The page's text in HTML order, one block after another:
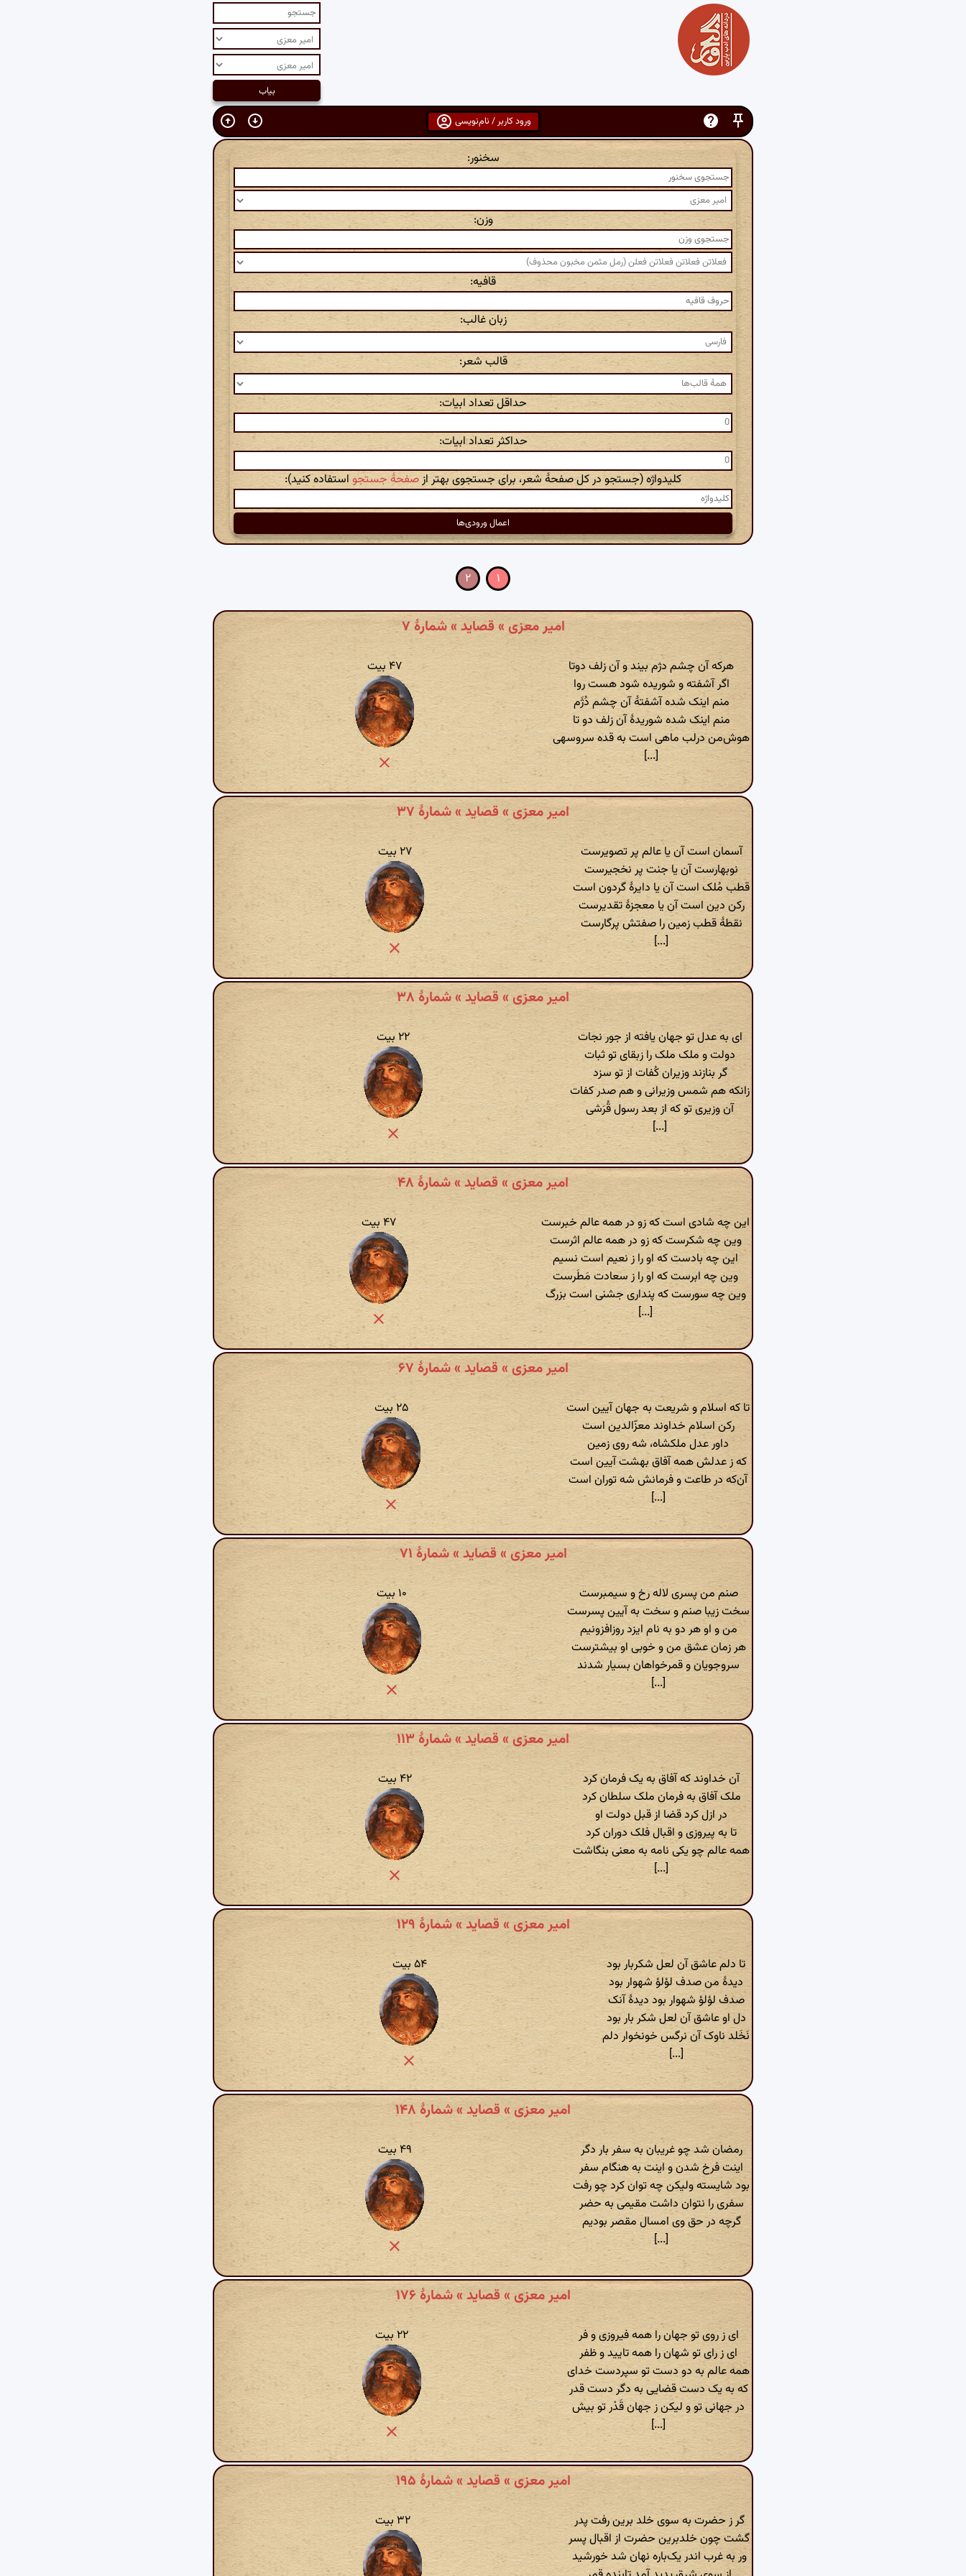
ورود کاربر / نام‌نویسی
سخنور:
وزن:
قافیه:
زبان غالب:
قالب شعر:
حداقل تعداد ابیات:
حداکثر تعداد ابیات:
کلیدواژه (جستجو در کل صفحهٔ شعر، برای جستجوی بهتر ازصفحهٔ جستجو استفاده کنید):
۱ ۲
امیر معزی » قصاید » شمارهٔ ۷
هرکه آن چشم دژم بیند و آن زلف دوتا
اگر آشفته و شوریده شود هست روا
منم اینک شده آشفتهٔ آن چشم دُژَم
منم اینک شده شوریدهٔ آن زلف دو تا
هوش‌من درلب ماهی است به قده سروسهی
[...]
۴۷ بیت
امیر معزی » قصاید » شمارهٔ ۳۷
آسمان است آن یا عالم پر تصویرست
نوبهارست آن یا جنت پر نخجیرست
قطب مُلک است آن یا دایرهٔ گردون است
رکن دین است آن یا معجزهٔ تقدیرست
نقطهٔ قطب زمین را صفتش پرگارست
[...]
۲۷ بیت
امیر معزی » قصاید » شمارهٔ ۳۸
ای به عدل تو جهان یافته از جور نجات
دولت و ملک ملک را زبقای تو ثبات
گر بنازند وزیران‌ کُفات از تو سزد
زانکه هم شمس وزیرانی و هم صدر کفات
آن وزیری تو که از بعد رسول قُرَشی
[...]
۲۲ بیت
امیر معزی » قصاید » شمارهٔ ۴۸
این چه شادی است‌ که زو در همه عالم خبرست
وین چه شکرست‌ که زو در همه عالم اثرست
این چه بادست که او را ز نعیم است نسیم
وین چه ابرست‌ که او را ز سعادت مَطَرست
وین چه سورست که پنداری جشنی است بزرگ
[...]
۴۷ بیت
امیر معزی » قصاید » شمارهٔ ۶۷
تا که اسلام و شریعت به جهان آیین است
رکن اسلام‌ خداوند معزّالدین است
داور عدل ملکشاه‌، شه روی زمین
که ز عدلش همه آفاق بهشت آیین است
آن‌که در طاعت و فرمانش شه توران است
[...]
۲۵ بیت
امیر معزی » قصاید » شمارهٔ ۷۱
صنم من پسری لاله رخ و سیمبرست
سخت زیبا صنم و سخت به آیین پسرست
من و او هر دو به نام ایزد روزافزونیم
هر زمان عشق من و خوبی او بیشترست
سروجویان و قمرخواهان بسیار شدند
[...]
۱۰ بیت
امیر معزی » قصاید » شمارهٔ ۱۱۳
آن خداوند که آفاق به یک فرمان کرد
ملک آفاق به فرمان ملک سلطان کرد
در ازل کرد قضا از قبل دولت او
تا به پیروزی و اقبال فلک دوران کرد
همه عالم چو یکی نامه به معنی بنگاشت
[...]
۴۲ بیت
امیر معزی » قصاید » شمارهٔ ۱۲۹
تا دلم عاشق آن لعل شکربار بود
دیدهٔ من صدف لؤلؤ شهوار بود
صدف لؤلؤ شهوار بود دیدهٔ آنک
دل او عاشق آن لعل شکر بار بود
نَخَلد ناوک آن نرگس خونخوار دلم
[...]
۵۴ بیت
امیر معزی » قصاید » شمارهٔ ۱۴۸
رمضان شد چو غریبان به سفر بار دگر
اینت فرخ شدن و اینت به هنگام سفر
بود شایسته ولیکن چه توان کرد چو رفت
سفری را نتوان داشت مقیمی به حضر
گرچه در حق وی امسال مقصر بودیم
[...]
۴۹ بیت
امیر معزی » قصاید » شمارهٔ ۱۷۶
ای ز روی تو جهان را همه فیروزی و فر
ای ز رای تو شهان را همه تایید و ظفر
همه عالم به دو دست تو سپردست خدای
که به یک دست قضایی به دگر دست قدر
در جهانی تو و لیکن ز جهان قَدْ‌ر تو بیش
[...]
۲۲ بیت
امیر معزی » قصاید » شمارهٔ ۱۹۵
گر ز حضرت به‌ سوی خلد برین رفت پدر
گشت چون خلدبرین حضرت از اقبال پسر
ور به غرب اندر یک‌باره نهان شد خورشید
۳۲ بیت